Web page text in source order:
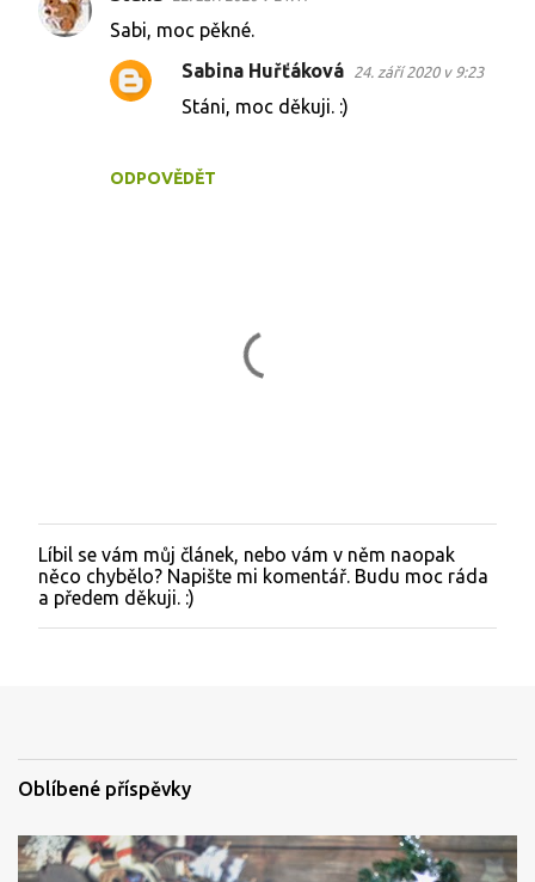
Sabi, moc pěkné.
ODPOVĚDĚT
Sabina Huřťáková 24. září 2020 v 9:23
Stáni, moc děkuji. :)
O
k
o
m
a
Líbil se vám můj článek, nebo vám v něm naopak
něco chybělo? Napište mi komentář. Budu moc ráda
a předem děkuji. :)
Oblíbené příspěvky